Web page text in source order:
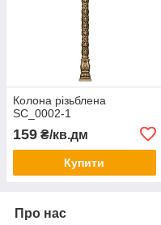
Колона різьблена
SC_0002-1
159 ₴/кв.дм
Купити
Про нас